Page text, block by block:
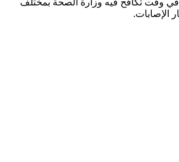
وقت تكافح فيه وزارة الصحة بمختلف
الإصابات.